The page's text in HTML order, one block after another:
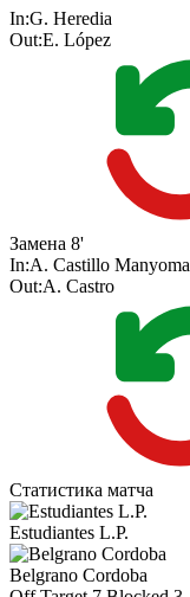
In:G. Heredia
Out:E. López
Замена 8'
In:A. Castillo Manyoma
Out:A. Castro
Статистика матча
Estudiantes L.P.
Belgrano Cordoba